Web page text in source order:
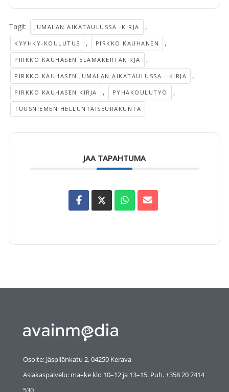
Tagit: JUMALAN AIKATAULUSSA -KIRJA ,
KYYHKY-KOULUTUS , PIRKKO KAUHANEN ,
PIRKKO KAUHASEN ELÄMÄKERTAKIRJA ,
PIRKKO KAUHASEN JUMALAN AIKATAULUSSA - KIRJA ,
PIRKKO KAUHASEN KIRJA , PYHÄKOULUTYÖ ,
TUUSNIEMEN HELLUNTAISEURAKUNTA
JAA TAPAHTUMA
Osoite: Jäspilänkatu 2, 04250 Kerava
Asiakaspalvelu: ma–ke klo 10–12 ja 13–15. Puh. +358 20 7414
530